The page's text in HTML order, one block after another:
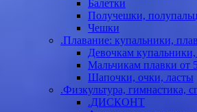
Балетки
Получешки,
Чешки
.Плавание: купальники,
Девочкам
Мальчикам плавки от
Шапочки, очки, ласты
.Физкультура, гимнастика,
.ДИСКОНТ